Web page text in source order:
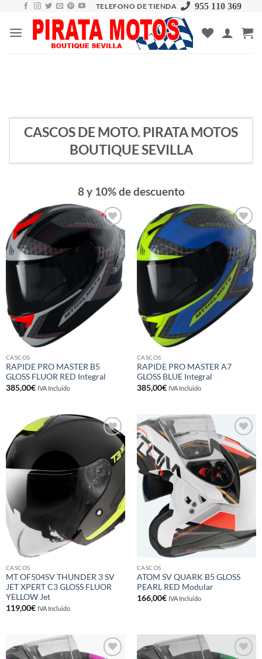
content
TELEFONO DE TIENDA 955 110 369
CASCOS DE MOTO. PIRATA MOTOS
BOUTIQUE SEVILLA
8 y 10% de descuento
Añadir
a la
lista de
deseos
CASCOS
RAPIDE PRO MASTER B5
GLOSS FLUOR RED Integral
385,00€ IVA Incluido
Añadir
a la
lista de
deseos
CASCOS
RAPIDE PRO MASTER A7
GLOSS BLUE Integral
385,00€ IVA Incluido
Añadir
lista de
deseos
CASCOS
MT OF504SV THUNDER 3 SV
JET XPERT C3 GLOSS FLUOR
YELLOW Jet
119,00€ IVA Incluido
Añadir
a la
lista de
deseos
CASCOS
ATOM SV QUARK B5 GLOSS
PEARL RED Modular
166,00€ IVA Incluido